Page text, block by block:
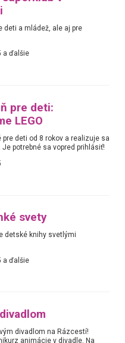
deti a mládež, ale aj pre
a ďalšie
pre deti:
LEGO
pre deti od 8 rokov a realizuje sa
Je potrebné sa vopred prihlásiť!
svety
detské knihy svetlými
a ďalšie
divadlom na Rázcestí!
animácie v divadle. Na